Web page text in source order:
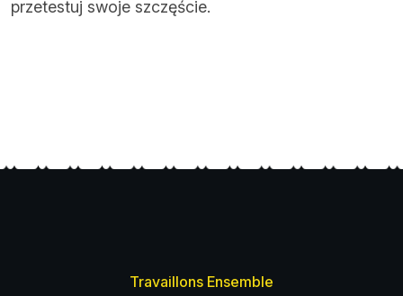
przetestuj swoje szczęście.
Travaillons Ensemble